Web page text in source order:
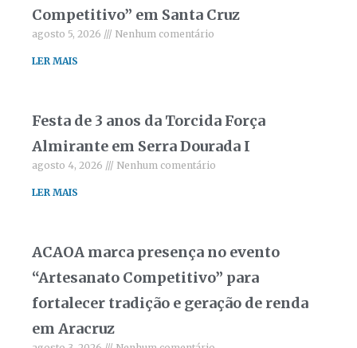
Competitivo” em Santa Cruz
agosto 5, 2026 Nenhum comentário
LER MAIS
Festa de 3 anos da Torcida Força
Almirante em Serra Dourada I
agosto 4, 2026 Nenhum comentário
LER MAIS
ACAOA marca presença no evento
“Artesanato Competitivo” para
fortalecer tradição e geração de renda
em Aracruz